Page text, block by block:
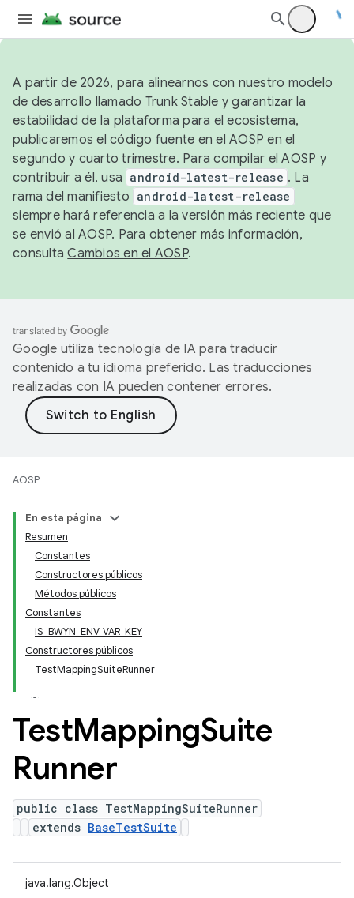
A partir de 2026, para alinearnos con nuestro modelo
de desarrollo llamado Trunk Stable y garantizar la
estabilidad de la plataforma para el ecosistema,
publicaremos el código fuente en el AOSP en el
segundo y cuarto trimestre. Para compilar el AOSP y
contribuir a él, usa android-latest-release . La
rama del manifiesto android-latest-release
siempre hará referencia a la versión más reciente que
se envió al AOSP. Para obtener más información,
consultaCambios en el AOSP.
Google utiliza tecnología de IA para traducir
contenido a tu idioma preferido. Las traducciones
realizadas con IA pueden contener errores.
AOSP
En esta página
Resumen
Constantes
Constructores públicos
Métodos públicos
Constantes
IS_BWYN_ENV_VAR_KEY
Constructores públicos
TestMappingSuiteRunner
TestMappingSuite
Runner
public class TestMappingSuiteRunner
extends BaseTestSuite
java.lang.Object